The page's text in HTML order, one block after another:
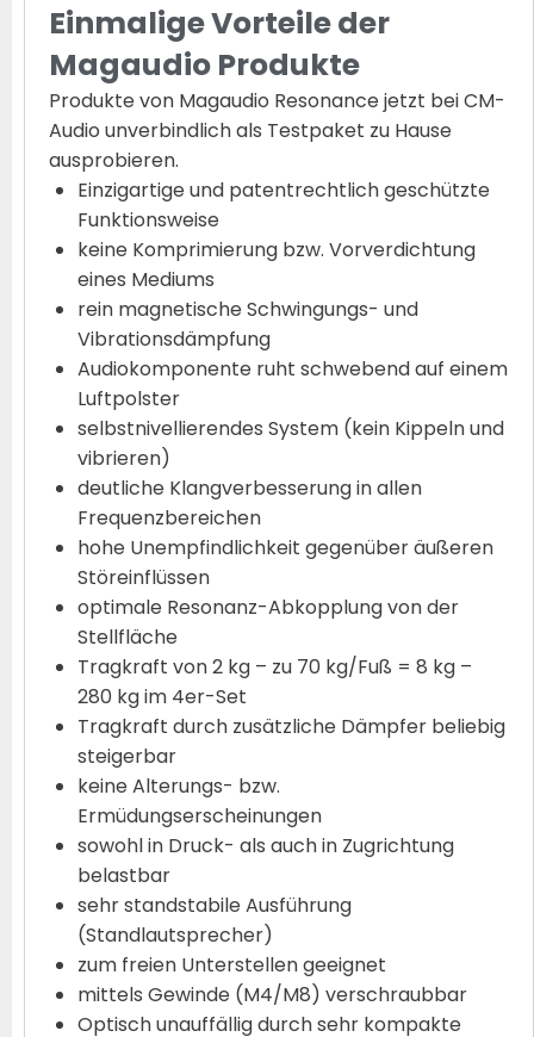
Einmalige Vorteile der
Magaudio Produkte
Produkte von Magaudio Resonance jetzt bei CM-
Audio unverbindlich als Testpaket zu Hause
ausprobieren.
Einzigartige und patentrechtlich geschützte
Funktionsweise
keine Komprimierung bzw. Vorverdichtung
eines Mediums
rein magnetische Schwingungs- und
Vibrationsdämpfung
Audiokomponente ruht schwebend auf einem
Luftpolster
selbstnivellierendes System (kein Kippeln und
vibrieren)
deutliche Klangverbesserung in allen
Frequenzbereichen
hohe Unempfindlichkeit gegenüber äußeren
Störeinflüssen
optimale Resonanz-Abkopplung von der
Stellfläche
Tragkraft von 2 kg – zu 70 kg/Fuß = 8 kg –
280 kg im 4er-Set
Tragkraft durch zusätzliche Dämpfer beliebig
steigerbar
keine Alterungs- bzw.
Ermüdungserscheinungen
sowohl in Druck- als auch in Zugrichtung
belastbar
sehr standstabile Ausführung
(Standlautsprecher)
zum freien Unterstellen geeignet
mittels Gewinde (M4/M8) verschraubbar
Optisch unauffällig durch sehr kompakte